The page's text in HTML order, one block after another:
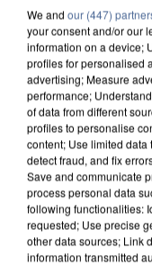
We and our (447)
your consent and/or our
information on a device;
profiles for personalised
advertising; Measure
performance;
of data from different
profiles to personalise
content; Use limited data
detect fraud, and fix
Save and communicate
process personal data
following functionalities:
requested; Use precise
other data sources; Link
information transmitted